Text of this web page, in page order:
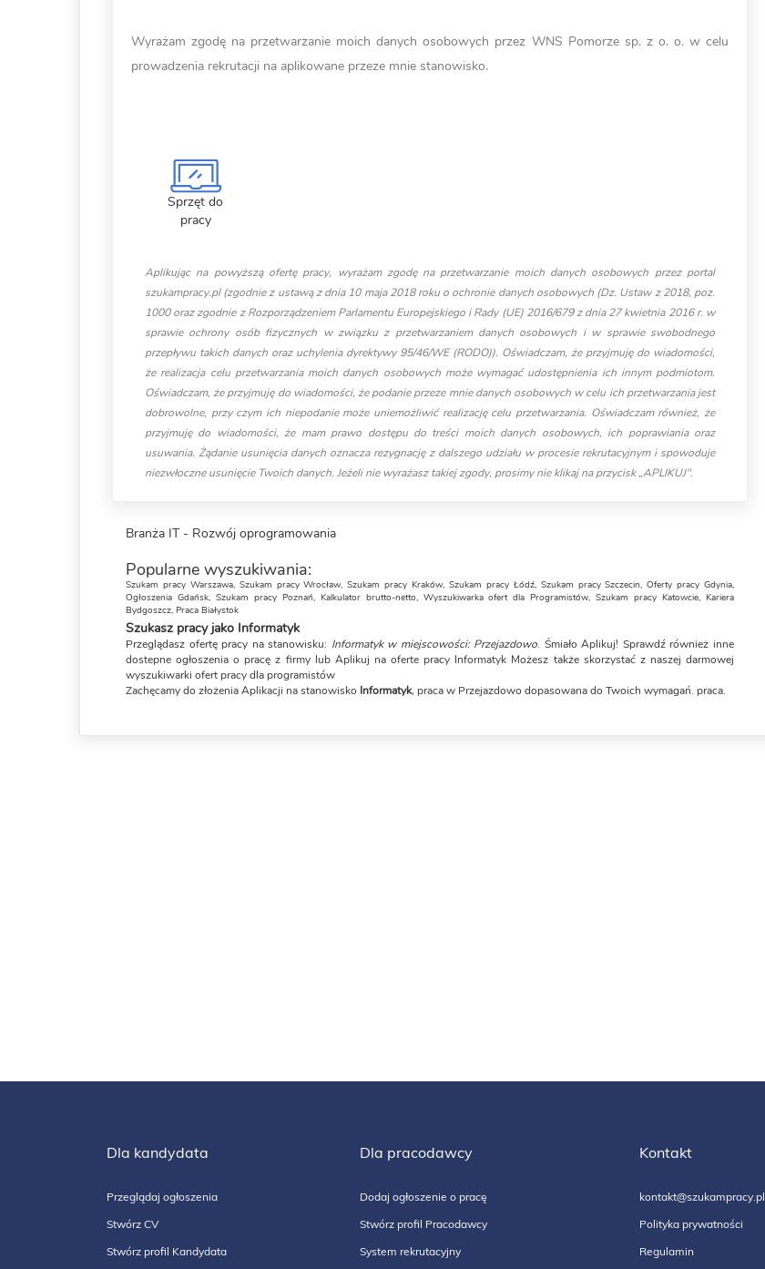
Wyrażam zgodę na przetwarzanie moich danych osobowych przez WNS Pomorze sp. z o. o. w celu
prowadzenia rekrutacji na aplikowane przeze mnie stanowisko.
Sprzęt do
pracy
Aplikując na powyższą ofertę pracy, wyrażam zgodę na przetwarzanie moich danych osobowych przez portal
szukampracy.pl (zgodnie z ustawą z dnia 10 maja 2018 roku o ochronie danych osobowych (Dz. Ustaw z 2018, poz.
1000 oraz zgodnie z Rozporządzeniem Parlamentu Europejskiego i Rady (UE) 2016/679 z dnia 27 kwietnia 2016 r. w
sprawie ochrony osób fizycznych w związku z przetwarzaniem danych osobowych i w sprawie swobodnego
przepływu takich danych oraz uchylenia dyrektywy 95/46/WE (RODO)). Oświadczam, że przyjmuję do wiadomości,
że realizacja celu przetwarzania moich danych osobowych może wymagać udostępnienia ich innym podmiotom.
Oświadczam, że przyjmuję do wiadomości, że podanie przeze mnie danych osobowych w celu ich przetwarzania jest
dobrowolne, przy czym ich niepodanie może uniemożliwić realizację celu przetwarzania. Oświadczam również, że
przyjmuję do wiadomości, że mam prawo dostępu do treści moich danych osobowych, ich poprawiania oraz
usuwania. Żądanie usunięcia danych oznacza rezygnację z dalszego udziału w procesie rekrutacyjnym i spowoduje
niezwłoczne usunięcie Twoich danych. Jeżeli nie wyrażasz takiej zgody, prosimy nie klikaj na przycisk „APLIKUJ".
Branża IT - Rozwój oprogramowania
Popularne wyszukiwania:
Szukam pracy Warszawa, Szukam pracy Wrocław,Szukam pracy Kraków, Szukam pracy Łódź, Szukam pracy Szczecin,Oferty pracy Gdynia,
Ogłoszenia Gdańsk, Szukam pracy Poznań, Kalkulator brutto-netto, Wyszukiwarka ofert dla Programistów,Szukam pracy Katowcie,Kariera
Bydgoszcz, Praca Białystok
Szukasz pracy jako Informatyk
Przeglądasz ofertę pracy na stanowisku: Informatyk w miejscowości: Przejazdowo. Śmiało Aplikuj! Sprawdź również inne
dostepne ogłoszenia o pracę z firmy lub Aplikuj na oferte pracy Informatyk Możesz także skorzystać z naszej darmowej
wyszukiwarki ofert pracy dla programistów
Zachęcamy do złożenia Aplikacji na stanowisko Informatyk, praca w Przejazdowo dopasowana do Twoich wymagań. praca.
Dla kandydata
Przeglądaj ogłoszenia
Stwórz CV
Stwórz profil Kandydata
Dla pracodawcy
Dodaj ogłoszenie o pracę
Stwórz profil Pracodawcy
System rekrutacyjny
Kontakt
kontakt@szukampracy.pl
Polityka prywatności
Regulamin